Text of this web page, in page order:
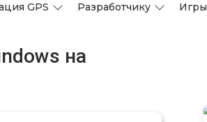
GPS Разработчику Игры
на